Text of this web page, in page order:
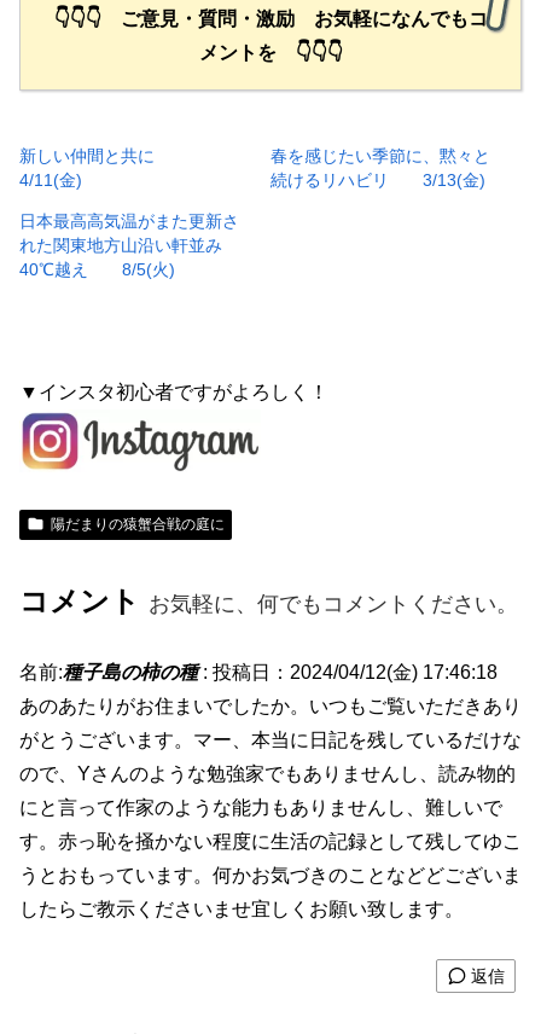
👇👇👇 ご意見・質問・激励 お気軽になんでもコ
メントを 👇👇👇
新しい仲間と共に
4/11(金)
春を感じたい季節に、黙々と
続けるリハビリ 3/13(金)
日本最高高気温がまた更新さ
れた関東地方山沿い軒並み
40℃越え 8/5(火)
▼インスタ初心者ですがよろしく！
陽だまりの猿蟹合戦の庭に
コメント お気軽に、何でもコメントください。
名前:種子島の柿の種: 投稿日：2024/04/12(金) 17:46:18
あのあたりがお住まいでしたか。いつもご覧いただきあり
がとうございます。マー、本当に日記を残しているだけな
ので、Yさんのような勉強家でもありませんし、読み物的
にと言って作家のような能力もありませんし、難しいで
す。赤っ恥を掻かない程度に生活の記録として残してゆこ
うとおもっています。何かお気づきのことなどどございま
したらご教示くださいませ宜しくお願い致します。
返信